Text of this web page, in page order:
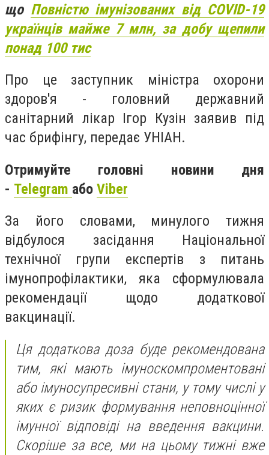
що Повністю імунізованих від COVID-19
українців майже 7 млн, за добу щепили
понад 100 тис
Про це заступник міністра охорони
здоров'я - головний державний
санітарний лікар Ігор Кузін заявив під
час брифінгу, передає УНІАН.
Отримуйте головні новини дня
- Telegram або Viber
За його словами, минулого тижня
відбулося засідання Національної
технічної групи експертів з питань
імунопрофілактики, яка сформулювала
рекомендації щодо додаткової
вакцинації.
Ця додаткова доза буде рекомендована
тим, які мають імуноскомпроментовані
або імуносупресивні стани, у тому числі у
яких є ризик формування неповноцінної
імунної відповіді на введення вакцини.
Скоріше за все, ми на цьому тижні вже